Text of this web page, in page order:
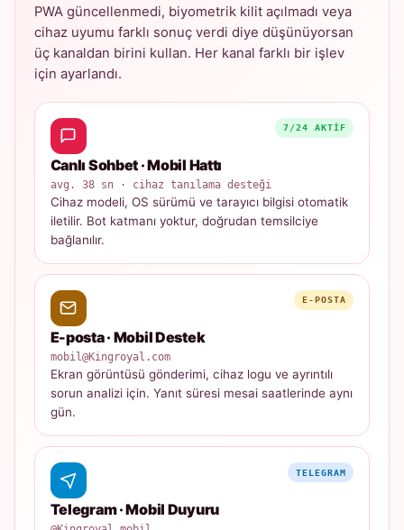
PWA güncellenmedi, biyometrik kilit açılmadı veya
cihaz uyumu farklı sonuç verdi diye düşünüyorsan
üç kanaldan birini kullan. Her kanal farklı bir işlev
için ayarlandı.
7/24 AKTIF
Canlı Sohbet · Mobil Hattı
avg. 38 sn · cihaz tanılama desteği
Cihaz modeli, OS sürümü ve tarayıcı bilgisi otomatik
iletilir. Bot katmanı yoktur, doğrudan temsilciye
bağlanılır.
E-POSTA
E-posta · Mobil Destek
mobil@Kingroyal.com
Ekran görüntüsü gönderimi, cihaz logu ve ayrıntılı
sorun analizi için. Yanıt süresi mesai saatlerinde aynı
gün.
TELEGRAM
Telegram · Mobil Duyuru